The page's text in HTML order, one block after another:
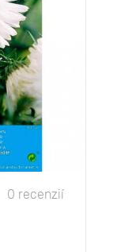
0 recenzií